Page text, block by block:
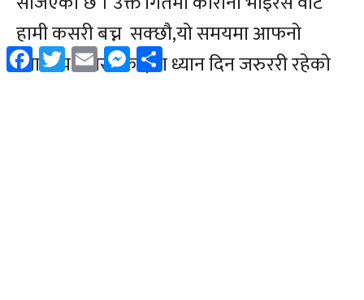
FacebookTwitter Email Messenger